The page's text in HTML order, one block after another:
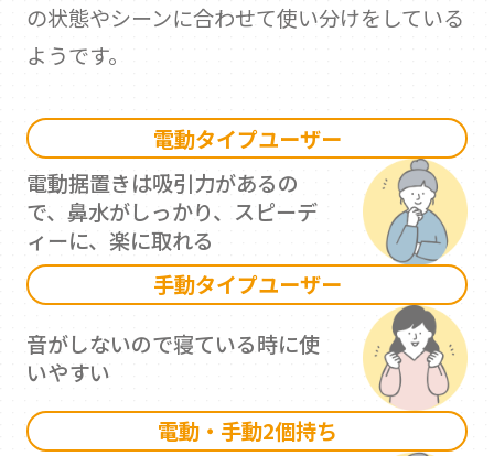
の状態やシーンに合わせて使い分けをしている
ようです。
電動タイプユーザー
電動据置きは吸引力があるの
で、鼻水がしっかり、スピーデ
ィーに、楽に取れる
手動タイプユーザー
音がしないので寝ている時に使
いやすい
電動・手動2個持ち